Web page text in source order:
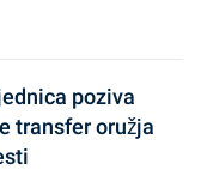
poziva
transfer oružja